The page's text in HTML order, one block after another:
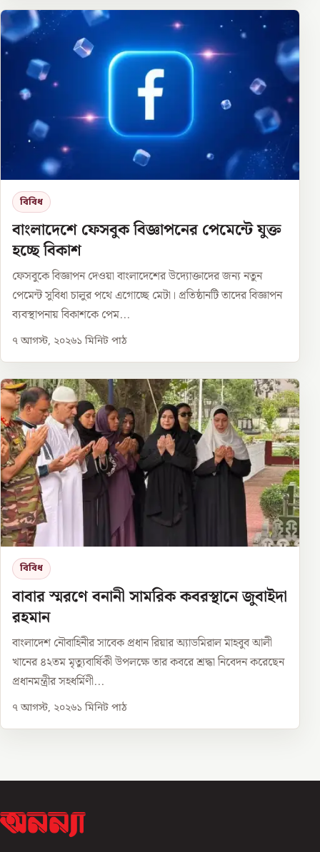
বিবিধ
বাংলাদেশে ফেসবুক বিজ্ঞাপনের পেমেন্টে যুক্ত
হচ্ছে বিকাশ
ফেসবুকে বিজ্ঞাপন দেওয়া বাংলাদেশের উদ্যোক্তাদের জন্য নতুন
পেমেন্ট সুবিধা চালুর পথে এগোচ্ছে মেটা। প্রতিষ্ঠানটি তাদের বিজ্ঞাপন
ব্যবস্থাপনায় বিকাশকে পেম...
৭ আগস্ট, ২০২৬১ মিনিট পাঠ
বিবিধ
বাবার স্মরণে বনানী সামরিক কবরস্থানে জুবাইদা
রহমান
বাংলাদেশ নৌবাহিনীর সাবেক প্রধান রিয়ার অ্যাডমিরাল মাহবুব আলী
খানের ৪২তম মৃত্যুবার্ষিকী উপলক্ষে তার কবরে শ্রদ্ধা নিবেদন করেছেন
প্রধানমন্ত্রীর সহধর্মিণী...
৭ আগস্ট, ২০২৬১ মিনিট পাঠ